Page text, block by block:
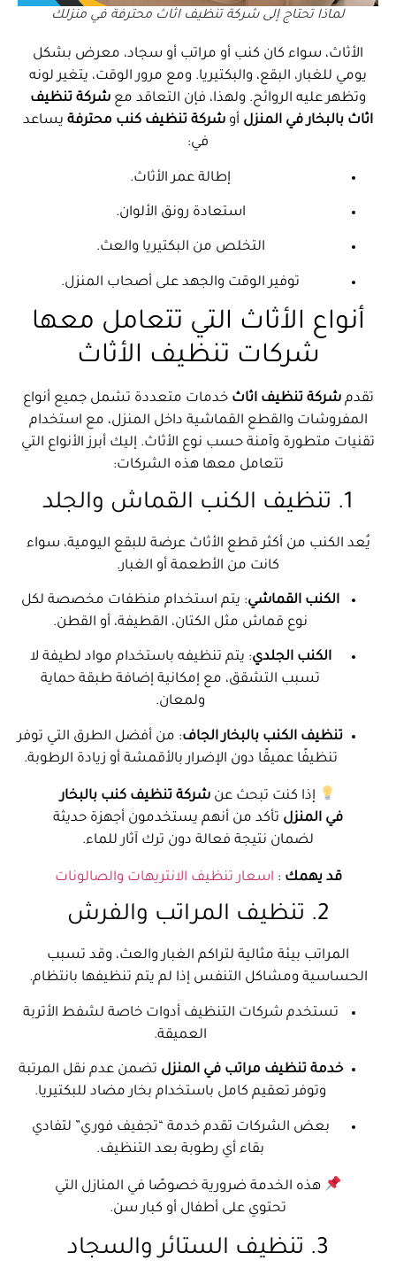
لماذا تحتاج إلى شركة تنظيف اثاث محترفة في منزلك
الأثاث، سواء كان كنب أو مراتب أو سجاد، معرض بشكل
يومي للغبار، البقع، والبكتيريا. ومع مرور الوقت، يتغير لونه
وتظهر عليه الروائح. ولهذا، فإن التعاقد مع شركة تنظيف
اثاث بالبخار في المنزل أو شركة تنظيف كنب محترفة يساعد
في:
إطالة عمر الأثاث.
استعادة رونق الألوان.
التخلص من البكتيريا والعث.
توفير الوقت والجهد على أصحاب المنزل.
أنواع الأثاث التي تتعامل معها
شركات تنظيف الأثاث
تقدمشركة تنظيف اثاث خدمات متعددة تشمل جميع أنواع
المفروشات والقطع القماشية داخل المنزل، مع استخدام
تقنيات متطورة وآمنة حسب نوع الأثاث. إليك أبرز الأنواع التي
تتعامل معها هذه الشركات:
1. تنظيف الكنب القماش والجلد
يُعد الكنب من أكثر قطع الأثاث عرضة للبقع اليومية، سواء
كانت من الأطعمة أو الغبار.
الكنب القماشي: يتم استخدام منظفات مخصصة لكل
نوع قماش مثل الكتان، القطيفة، أو القطن.
الكنب الجلدي: يتم تنظيفه باستخدام مواد لطيفة لا
تسبب التشقق، مع إمكانية إضافة طبقة حماية
ولمعان.
تنظيف الكنب بالبخار الجاف: من أفضل الطرق التي توفر
تنظيفًا عميقًا دون الإضرار بالأقمشة أو زيادة الرطوبة.
إذا كنت تبحث عنشركة تنظيف كنب بالبخار
في المنزل تأكد من أنهم يستخدمون أجهزة حديثة
لضمان نتيجة فعالة دون ترك آثار للماء.
قد يهمك : اسعار تنظيف الانتريهات والصالونات
2. تنظيف المراتب والفرش
المراتب بيئة مثالية لتراكم الغبار والعث، وقد تسبب
الحساسية ومشاكل التنفس إذا لم يتم تنظيفها بانتظام.
تستخدم شركات التنظيف أدوات خاصة لشفط الأتربة
العميقة.
خدمة تنظيف مراتب في المنزل تضمن عدم نقل المرتبة
وتوفر تعقيم كامل باستخدام بخار مضاد للبكتيريا.
بعض الشركات تقدم خدمة “تجفيف فوري” لتفادي
بقاء أي رطوبة بعد التنظيف.
هذه الخدمة ضرورية خصوصًا في المنازل التي
تحتوي على أطفال أو كبار سن.
3. تنظيف الستائر والسجاد